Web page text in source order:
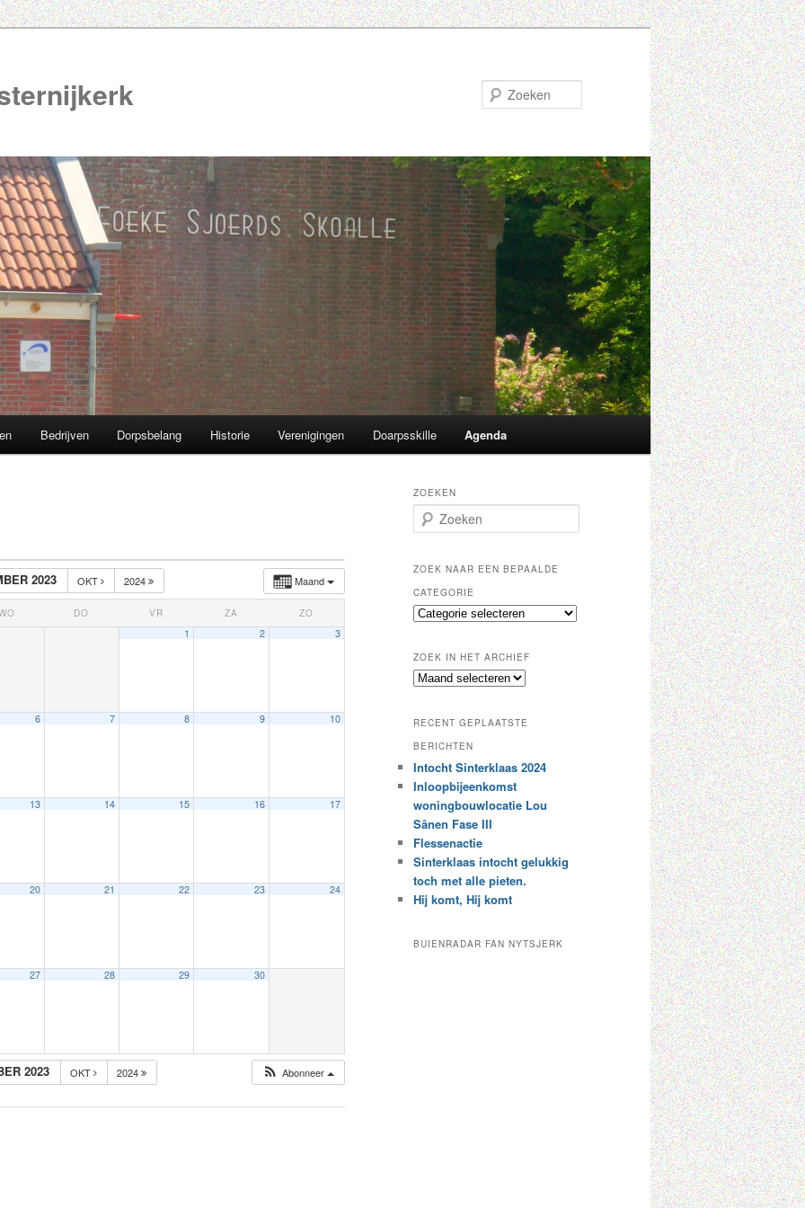
Bedrijven Dorpsbelang Historie Verenigingen Doarpsskille Agenda
Maand
2023 OKT 2024
DO VR ZA ZO
1 2 3
6 7 8 9 10
13 14 15 16 17
20 21 22 23 24
27 28 29 30
2023 OKT 2024 Abonneer
ZOEKEN
o
k
n
ZOEK NAAR EEN BEPAALDE
CATEGORIE
Z
k
n
e
e
n
b
e
a
a
l
d
c
ZOEK IN HET ARCHIEF
Z
k
i
n
h
t
a
r
c
h
i
RECENT GEPLAATSTE
BERICHTEN
Intocht Sinterklaas 2024
Inloopbijeenkomst
woningbouwlocatie Lou
Sânen Fase III
Flessenactie
Sinterklaas intocht gelukkig
toch met alle pieten.
Hij komt, Hij komt
BUIENRADAR FAN NYTSJERK